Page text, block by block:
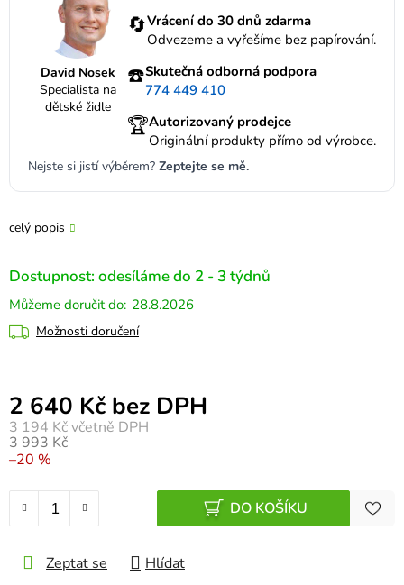
David Nosek
Specialista na
dětské židle
🔄Vrácení do 30 dnů zdarma
Odvezeme a vyřešíme bez papírování.
☎️Skutečná odborná podpora
774 449 410
🏆Autorizovaný prodejce
Originální produkty přímo od výrobce.
Nejste si jistí výběrem? Zeptejte se mě.
celý popis
Dostupnost: odesíláme do 2 - 3 týdnů
28.8.2026
Možnosti doručení
3 993 Kč
–20 %
3 194 Kčvčetně DPH
2 640 Kč bez DPH
Měrná cena:
DO KOŠÍKU
Zeptat se Hlídat